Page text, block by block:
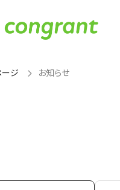
ージ お知らせ